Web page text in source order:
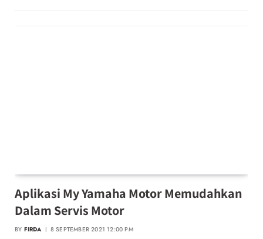
Aplikasi My Yamaha Motor Memudahkan
Dalam Servis Motor
BY FIRDA 8 SEPTEMBER 2021 12:00 PM